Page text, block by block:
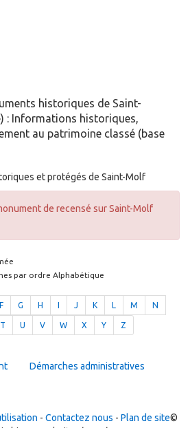
historiques de Saint-
: Informations historiques,
au patrimoine classé (base
et protégés de Saint-Molf
de recensé sur Saint-Molf
par ordre Alphabétique
F G H J K L M N
T U V W X Y Z
Démarches administratives
- Contactez nous - Plan de site©